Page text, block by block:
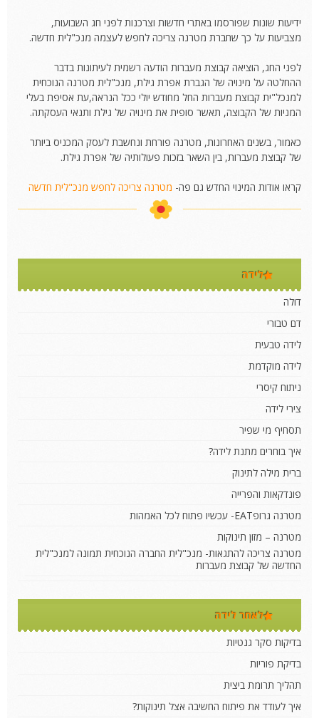
ידיעות שונות שפורסמו באתרי חדשות וצרכנות לפני חג השבועות,
מצביעות על כך שחברת מטרנה צריכה לחפש לעצמה מנכ"לית חדשה.
לפני החג, הוציאה קבוצת מעברות הודעה רשמית לעיתונות בדבר
ההחלטה על מינויה של הגברת אפרת גילת, מנכ"לית מטרנה הנוכחית
למנכל"ית קבוצת מעברות החל מחודש יולי ככל הנראה,עת אסיפת בעלי
המניות של הקבוצה, תאשר סופית את מינויה של גילת ותנאי העסקתה.
כאמור, בשנים האחרונות, מטרנה פורחת ונחשבת לעסק המכניס ביותר
של קבוצת מעברות, בין השאר בזכות פעולותיה של אפרת גילת.
קראו אודות המינוי החדש גם פה- מטרנה צריכה לחפש מנכ"לית חדשה
לידה
דולה
דם טבורי
לידה טבעית
לידה מוקדמת
ניתוח קיסרי
צירי לידה
תסחיף מי שפיר
איך בוחרים מתנת לידה?
ברית מילה לתינוק
פונדקאות והפרייה
מטרנה גרופEAT- עכשיו פתוח לכל האמהות
מטרנה – מזון תינוקות
מטרנה צריכה להתגאות- מנכ"לית החברה הנוכחית תמונה למנכ"לית
החדשה של קבוצת מעברות
לאחר לידה
בדיקות סקר גנטיות
בדיקת פוריות
תהליך תרומת ביצית
איך לעודד את פיתוח החשיבה אצל תינוקות?